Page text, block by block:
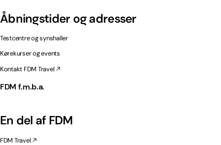
Åbningstider og adresser
Testcentre og synshaller
Kørekurser og events
Kontakt FDM Travel
FDM f.m.b.a.
En del af FDM
FDM Travel